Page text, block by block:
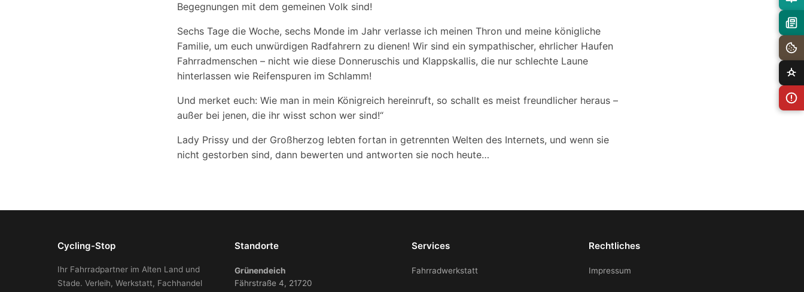
Begegnungen mit dem gemeinen Volk sind!
Sechs Tage die Woche, sechs Monde im Jahr verlasse ich meinen Thron und meine königliche
Familie, um euch unwürdigen Radfahrern zu dienen! Wir sind ein sympathischer, ehrlicher Haufen
Fahrradmenschen – nicht wie diese Donneruschis und Klappskallis, die nur schlechte Laune
hinterlassen wie Reifenspuren im Schlamm!
Und merket euch: Wie man in mein Königreich hereinruft, so schallt es meist freundlicher heraus –
außer bei jenen, die ihr wisst schon wer sind!“
Lady Prissy und der Großherzog lebten fortan in getrennten Welten des Internets, und wenn sie
nicht gestorben sind, dann bewerten und antworten sie noch heute…
Cycling-Stop
Ihr Fahrradpartner im Alten Land und
Stade. Verleih, Werkstatt, Fachhandel
Standorte
Grünendeich
Fährstraße 4, 21720
Services
Fahrradwerkstatt
Rechtliches
Impressum